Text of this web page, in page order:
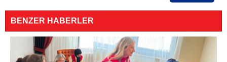
BENZER HABERLER